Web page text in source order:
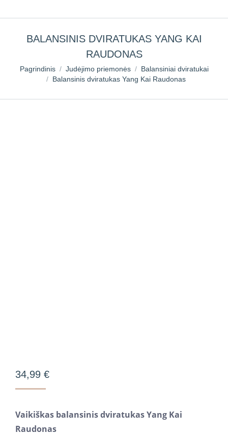
BALANSINIS DVIRATUKAS YANG KAI
RAUDONAS
You are here:
Pagrindinis Judėjimo priemonės
Balansiniai dviratukai
Balansinis dviratukas Yang Kai Raudonas
34,99 €
Vaikiškas balansinis dviratukas Yang Kai
Raudonas